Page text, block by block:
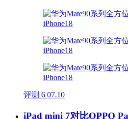
评测 6 07.10
iPad mini 7对比OPPO